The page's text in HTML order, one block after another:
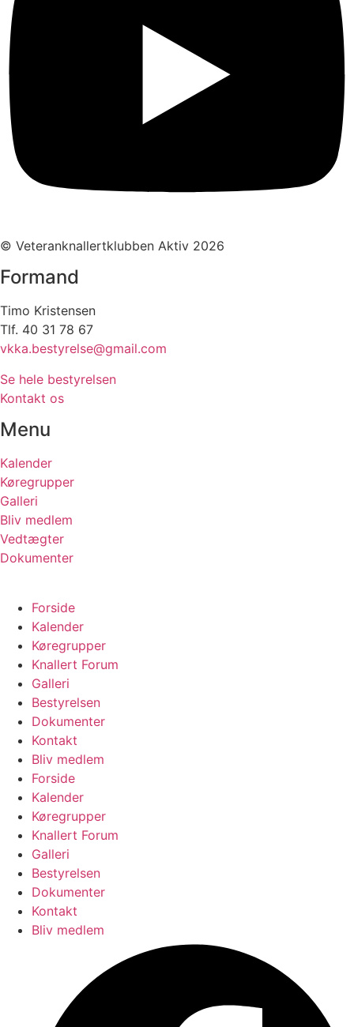
© Veteranknallertklubben Aktiv 2026
Formand
Timo Kristensen
Tlf. 40 31 78 67
vkka.bestyrelse@gmail.com
Se hele bestyrelsen
Kontakt os
Menu
Kalender
Køregrupper
Galleri
Bliv medlem
Vedtægter
Dokumenter
Forside
Kalender
Køregrupper
Knallert Forum
Galleri
Bestyrelsen
Dokumenter
Kontakt
Bliv medlem
Forside
Kalender
Køregrupper
Knallert Forum
Galleri
Bestyrelsen
Dokumenter
Kontakt
Bliv medlem